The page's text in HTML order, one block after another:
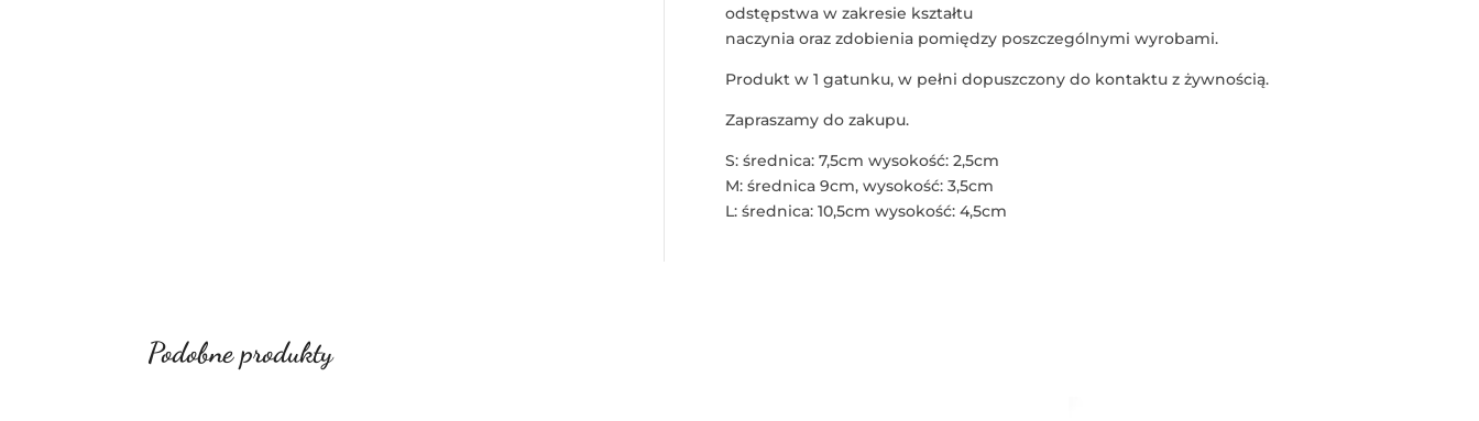
odstępstwa w zakresie kształtu
naczynia oraz zdobienia pomiędzy poszczególnymi wyrobami.
Produkt w 1 gatunku, w pełni dopuszczony do kontaktu z żywnością.
Zapraszamy do zakupu.
S: średnica: 7,5cm wysokość: 2,5cm
M: średnica 9cm, wysokość: 3,5cm
L: średnica: 10,5cm wysokość: 4,5cm
Podobne produkty